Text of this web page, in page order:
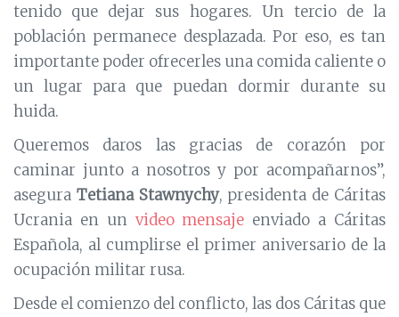
tenido que dejar sus hogares. Un tercio de la
población permanece desplazada. Por eso, es tan
importante poder ofrecerles una comida caliente o
un lugar para que puedan dormir durante su
huida.
Queremos daros las gracias de corazón por
caminar junto a nosotros y por acompañarnos”,
asegura Tetiana Stawnychy, presidenta de Cáritas
Ucrania en un video mensaje enviado a Cáritas
Española, al cumplirse el primer aniversario de la
ocupación militar rusa.
Desde el comienzo del conflicto, las dos Cáritas que